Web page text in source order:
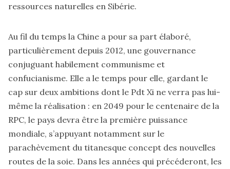
ressources naturelles en Sibérie.
Au fil du temps la Chine a pour sa part élaboré,
particulièrement depuis 2012, une gouvernance
conjuguant habilement communisme et
confucianisme. Elle a le temps pour elle, gardant le
cap sur deux ambitions dont le Pdt Xi ne verra pas lui-
même la réalisation : en 2049 pour le centenaire de la
RPC, le pays devra être la première puissance
mondiale, s’appuyant notamment sur le
parachèvement du titanesque concept des nouvelles
routes de la soie. Dans les années qui précéderont, les